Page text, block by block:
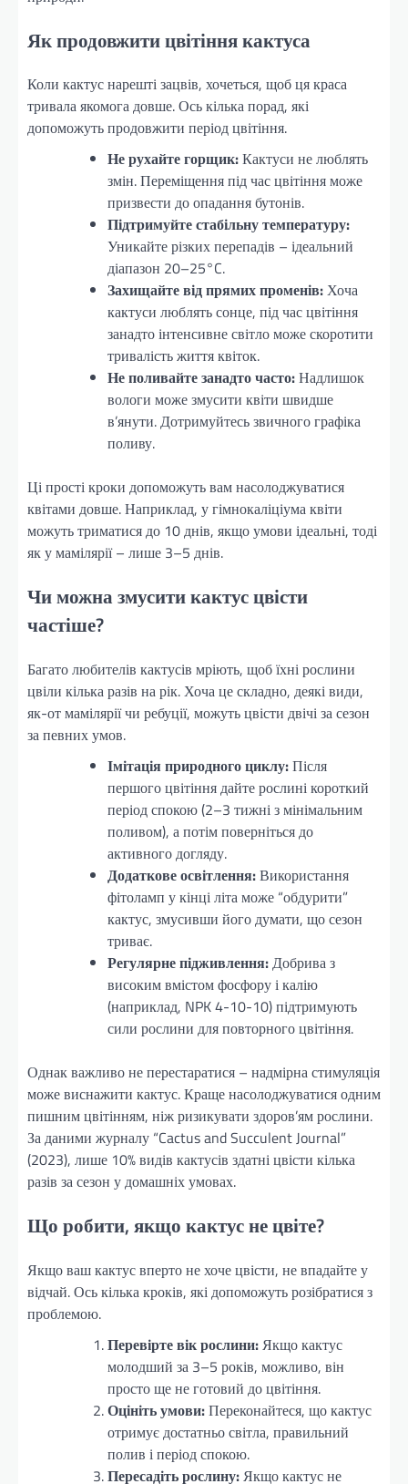
Як продовжити цвітіння кактуса
Коли кактус нарешті зацвів, хочеться, щоб ця краса
тривала якомога довше. Ось кілька порад, які
допоможуть продовжити період цвітіння.
Не рухайте горщик:Кактуси не люблять
змін. Переміщення під час цвітіння може
призвести до опадання бутонів.
Підтримуйте стабільну температуру:
Уникайте різких перепадів – ідеальний
діапазон 20–25°C.
Захищайте від прямих променів:Хоча
кактуси люблять сонце, під час цвітіння
занадто інтенсивне світло може скоротити
тривалість життя квіток.
Не поливайте занадто часто:Надлишок
вологи може змусити квіти швидше
в’янути. Дотримуйтесь звичного графіка
поливу.
Ці прості кроки допоможуть вам насолоджуватися
квітами довше. Наприклад, у гімнокаліціума квіти
можуть триматися до 10 днів, якщо умови ідеальні, тоді
як у мамілярії – лише 3–5 днів.
Чи можна змусити кактус цвісти
частіше?
Багато любителів кактусів мріють, щоб їхні рослини
цвіли кілька разів на рік. Хоча це складно, деякі види,
як-от мамілярії чи ребуції, можуть цвісти двічі за сезон
за певних умов.
Імітація природного циклу:Після
першого цвітіння дайте рослині короткий
період спокою (2–3 тижні з мінімальним
поливом), а потім поверніться до
активного догляду.
Додаткове освітлення:Використання
фітоламп у кінці літа може “обдурити”
кактус, змусивши його думати, що сезон
триває.
Регулярне підживлення:Добрива з
високим вмістом фосфору і калію
(наприклад, NPK 4-10-10) підтримують
сили рослини для повторного цвітіння.
Однак важливо не перестаратися – надмірна стимуляція
може виснажити кактус. Краще насолоджуватися одним
пишним цвітінням, ніж ризикувати здоров’ям рослини.
За даними журналу “Cactus and Succulent Journal”
(2023), лише 10% видів кактусів здатні цвісти кілька
разів за сезон у домашніх умовах.
Що робити, якщо кактус не цвіте?
Якщо ваш кактус вперто не хоче цвісти, не впадайте у
відчай. Ось кілька кроків, які допоможуть розібратися з
проблемою.
Перевірте вік рослини:Якщо кактус
молодший за 3–5 років, можливо, він
просто ще не готовий до цвітіння.
Оцініть умови:Переконайтеся, що кактус
отримує достатньо світла, правильний
полив і період спокою.
Пересадіть рослину:Якщо кактус не